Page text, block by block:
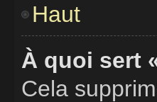
Haut
À quoi sert
Cela